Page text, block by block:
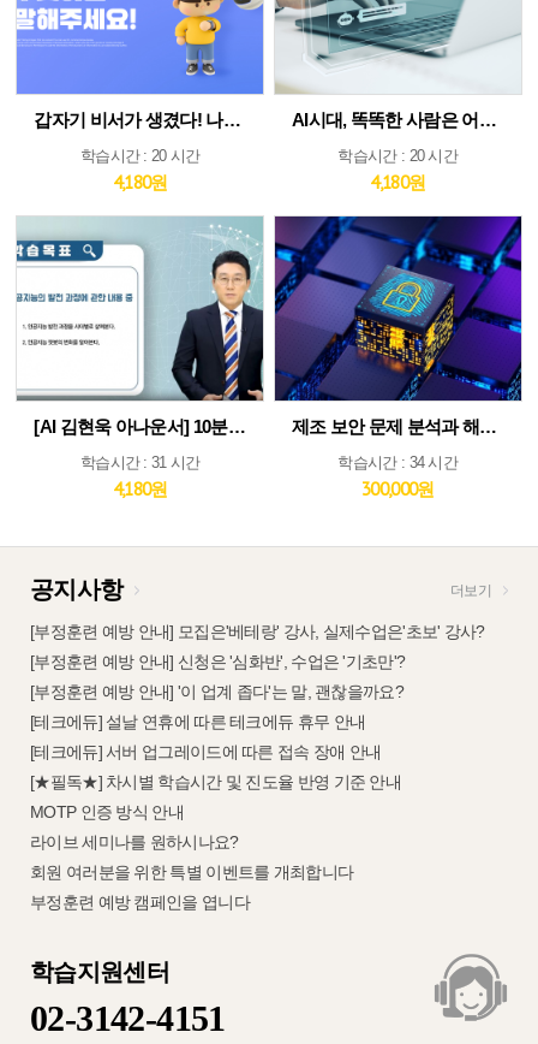
갑자기 비서가 생겼다! 나만의 AI인턴 활용법
학습시간 : 20 시간
4,180원
AI시대, 똑똑한 사람은 어떻게 생각하고 질문하는가
학습시간 : 20 시간
4,180원
[AI 김현욱 아나운서] 10분이면 따라하는 직장인 ChatGPT 바이블
학습시간 : 31 시간
4,180원
제조 보안 문제 분석과 해법 : IEC 62443 분석 및 구축 전략 집중 분석
학습시간 : 34 시간
300,000원
공지사항 더보기
[부정훈련 예방 안내] 모집은'베테랑' 강사, 실제수업은'초보' 강사?
[부정훈련 예방 안내] 신청은 '심화반', 수업은 '기초만'?
[부정훈련 예방 안내] '이 업계 좁다'는 말, 괜찮을까요?
[테크에듀] 설날 연휴에 따른 테크에듀 휴무 안내
[테크에듀] 서버 업그레이드에 따른 접속 장애 안내
[★필독★] 차시별 학습시간 및 진도율 반영 기준 안내
MOTP 인증 방식 안내
라이브 세미나를 원하시나요?
회원 여러분을 위한 특별 이벤트를 개최합니다
부정훈련 예방 캠페인을 엽니다
학습지원센터
02-3142-4151